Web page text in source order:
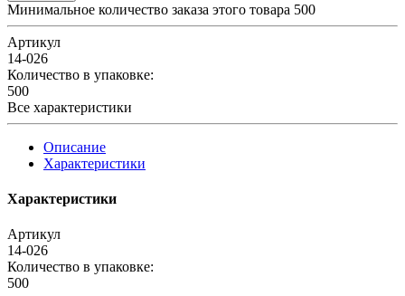
Минимальное количество заказа этого товара 500
Артикул
14-026
Количество в упаковке:
500
Все характеристики
Описание
Характеристики
Характеристики
Артикул
14-026
Количество в упаковке:
500